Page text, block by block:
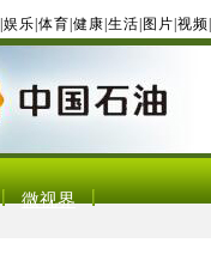
娱乐 体育 健康 生活 图片 视频
微视界